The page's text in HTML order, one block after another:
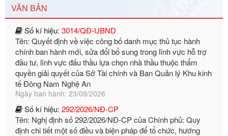
VĂN BẢN
Số kí hiệu:
Tên: Quyết định về việc công bố danh mục thủ tục hành
chính ban hành mới, sửa đổi bổ sung trong lĩnh vực hỗ trợ
đầu tư, lĩnh vực đấu thầu lựa chọn nhà thầu thuộc thẩm
quyền giải quyết của Sở Tài chính và Ban Quản lý Khu kinh
tế Đông Nam Nghệ An
Ngày ban hành: 23/09/2026
Số kí hiệu: 292/2026/NĐ-CP
Tên: Nghị định số 292/2026/NĐ-CP của Chính phủ: Quy
định chi tiết một số điều và biện pháp để tổ chức, hướng
dẫn thi hành Luật Quản lý ngoại thương
Ngày ban hành: 21/07/2026